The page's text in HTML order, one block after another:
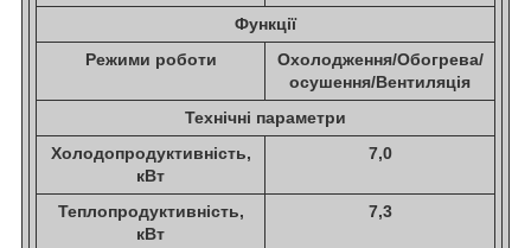
Функції
Режими роботи
Охолодження/Обогрева/
осушення/Вентиляція
Технічні параметри
Холодопродуктивність,
кВт
7,0
Теплопродуктивність,
кВт
7,3